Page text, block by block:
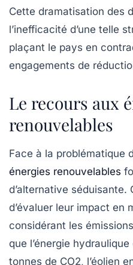
Cette dramatisation des
l’inefficacité d’une telle
plaçant le pays en
engagements de
Le recours aux
renouvelables
Face à la problématique
énergies renouvelables
d’alternative
d’évaluer leur impact en
considérant les
que l’énergie
tonnes de CO2, l’éolien